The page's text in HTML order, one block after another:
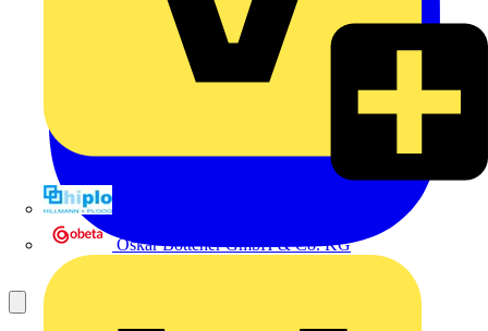
Oskar Böttcher GmbH & Co. KG